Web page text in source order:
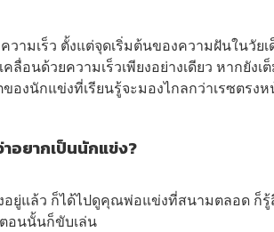
ามเร็ว ตั้งแต่จุดเริ่มต้นของความฝันในวัยเ
อนด้วยความเร็วเพียงอย่างเดียว หากยังเ
งนักแข่งที่เรียนรู้จะมองไกลกว่าเรซตรงห
อยากเป็นนักแข่ง?
อยู่แล้ว ก็ได้ไปดูคุณพ่อแข่งที่สนามตลอด ก็
อนนั้นก็ขับเล่น